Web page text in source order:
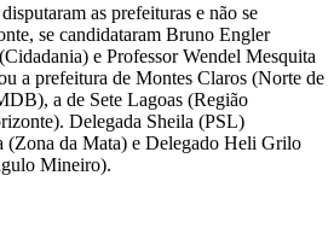
as prefeituras e não se
se candidataram Bruno Engler
e Professor Wendel Mesquita
a prefeitura de Montes Claros (Norte de
a de Sete Lagoas (Região
Delegada Sheila (PSL)
(Zona da Mata) e Delegado Heli Grilo
Mineiro).